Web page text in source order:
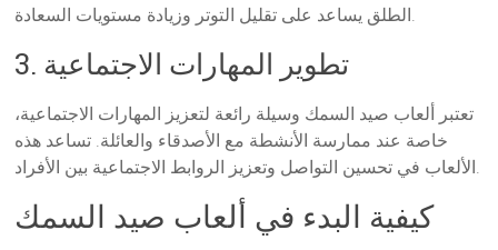
الطلق يساعد على تقليل التوتر وزيادة مستويات السعادة.
3. تطوير المهارات الاجتماعية
تعتبر ألعاب صيد السمك وسيلة رائعة لتعزيز المهارات الاجتماعية،
خاصة عند ممارسة الأنشطة مع الأصدقاء والعائلة. تساعد هذه
الألعاب في تحسين التواصل وتعزيز الروابط الاجتماعية بين الأفراد.
كيفية البدء في ألعاب صيد السمك